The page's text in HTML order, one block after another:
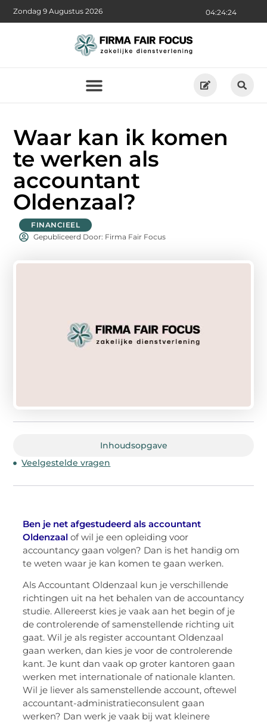
04:24:25
Zondag 9 Augustus 2026
Waar kan ik komen
te werken als
accountant
Oldenzaal?
FINANCIEEL
Gepubliceerd Door: Firma Fair Focus
Inhoudsopgave
Veelgestelde vragen
Ben je net afgestudeerd als accountant
Oldenzaal of wil je een opleiding voor
accountancy gaan volgen? Dan is het handig om
te weten waar je kan komen te gaan werken.
Als Accountant Oldenzaal kun je verschillende
richtingen uit na het behalen van de accountancy
studie. Allereerst kies je vaak aan het begin of je
de controlerende of samenstellende richting uit
gaat. Wil je als register accountant Oldenzaal
gaan werken, dan kies je voor de controlerende
kant. Je kunt dan vaak op groter kantoren gaan
werken met internationale of nationale klanten.
Wil je liever als samenstellende account, oftewel
accountant-administratieconsulent gaan
werken? Dan werk je vaak bij wat kleinere